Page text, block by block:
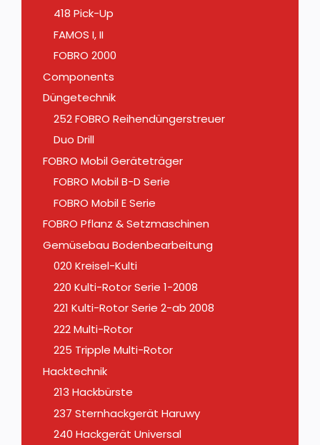
418 Pick-Up
FAMOS I, II
FOBRO 2000
Components
Düngetechnik
252 FOBRO Reihendüngerstreuer
Duo Drill
FOBRO Mobil Geräteträger
FOBRO Mobil B-D Serie
FOBRO Mobil E Serie
FOBRO Pflanz & Setzmaschinen
Gemüsebau Bodenbearbeitung
020 Kreisel-Kulti
220 Kulti-Rotor Serie 1-2008
221 Kulti-Rotor Serie 2-ab 2008
222 Multi-Rotor
225 Tripple Multi-Rotor
Hacktechnik
213 Hackbürste
237 Sternhackgerät Haruwy
240 Hackgerät Universal